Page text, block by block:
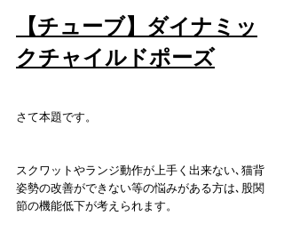
【チューブ】ダイナミッ
クチャイルドポーズ
さて本題です。
スクワットやランジ動作が上手く出来ない､猫背
姿勢の改善ができない等の悩みがある方は､股関
節の機能低下が考えられます。